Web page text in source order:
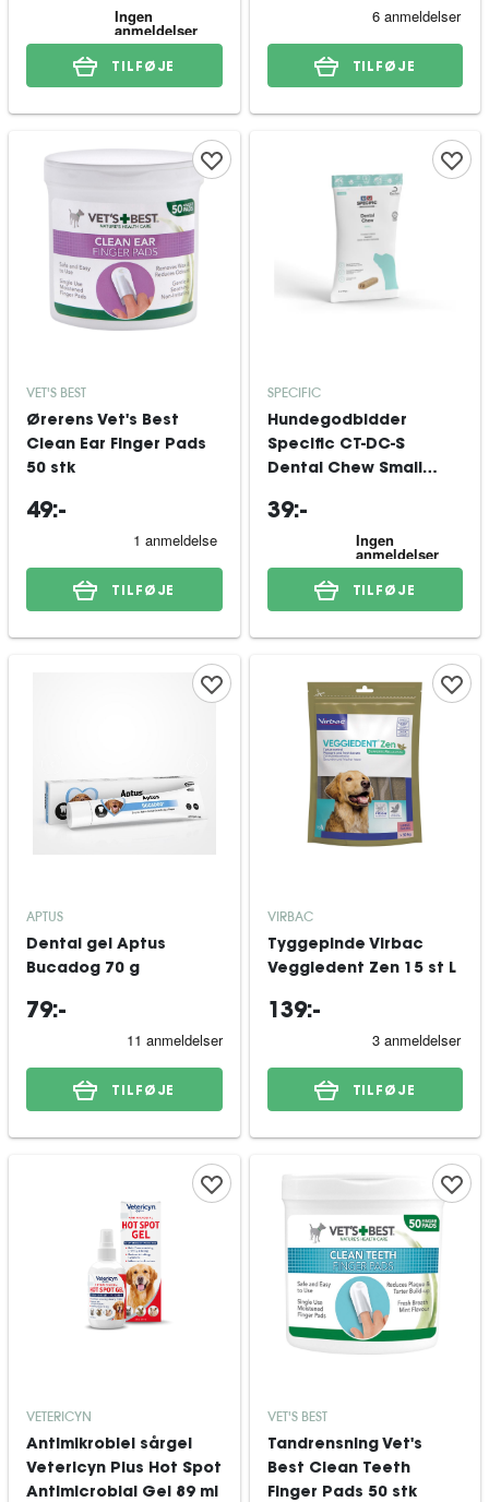
TILFØJE TILFØJE
VET'S BEST
Ørerens Vet's Best
Clean Ear Finger Pads
50 stk
49:-
TILFØJE
SPECIFIC
Hundegodbidder
Specific CT-DC-S
Dental Chew Small
39:-
TILFØJE
APTUS
Dental gel Aptus
Bucadog 70 g
79:-
TILFØJE
VIRBAC
Tyggepinde Virbac
Veggiedent Zen 15 st L
139:-
TILFØJE
VETERICYN
Antimikrobiel sårgel
Vetericyn Plus Hot Spot
Antimicrobial Gel 89 ml
VET'S BEST
Tandrensning Vet's
Best Clean Teeth
Finger Pads 50 stk